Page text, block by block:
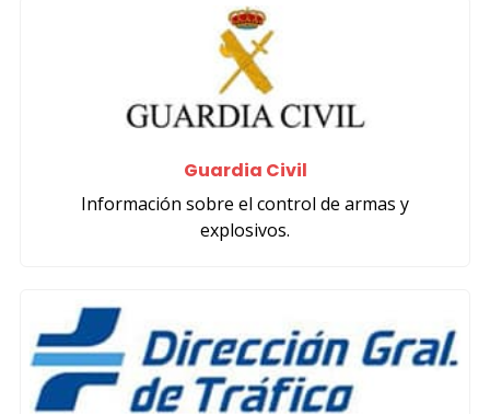
Guardia Civil
Información sobre el control de armas y
explosivos.